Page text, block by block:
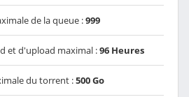
de la queue :999
et d'upload maximal :96 Heures
du torrent :500 Go